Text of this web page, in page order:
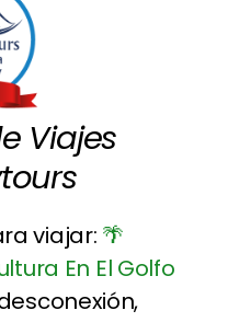
Viajes
viajar: 🌴
En El Golfo